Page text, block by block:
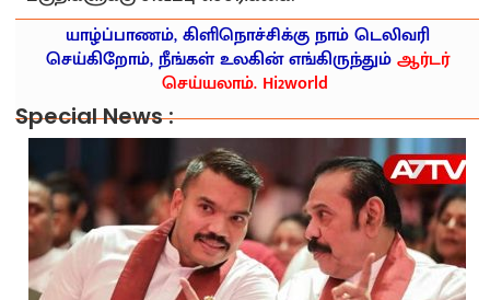
யாழ்ப்பாணம், கிளிநொச்சிக்கு நாம் டெலிவரி
செய்கிறோம், நீங்கள் உலகின் எங்கிருந்தும்ஆர்டர்
செய்யலாம். Hi2world
Special News :